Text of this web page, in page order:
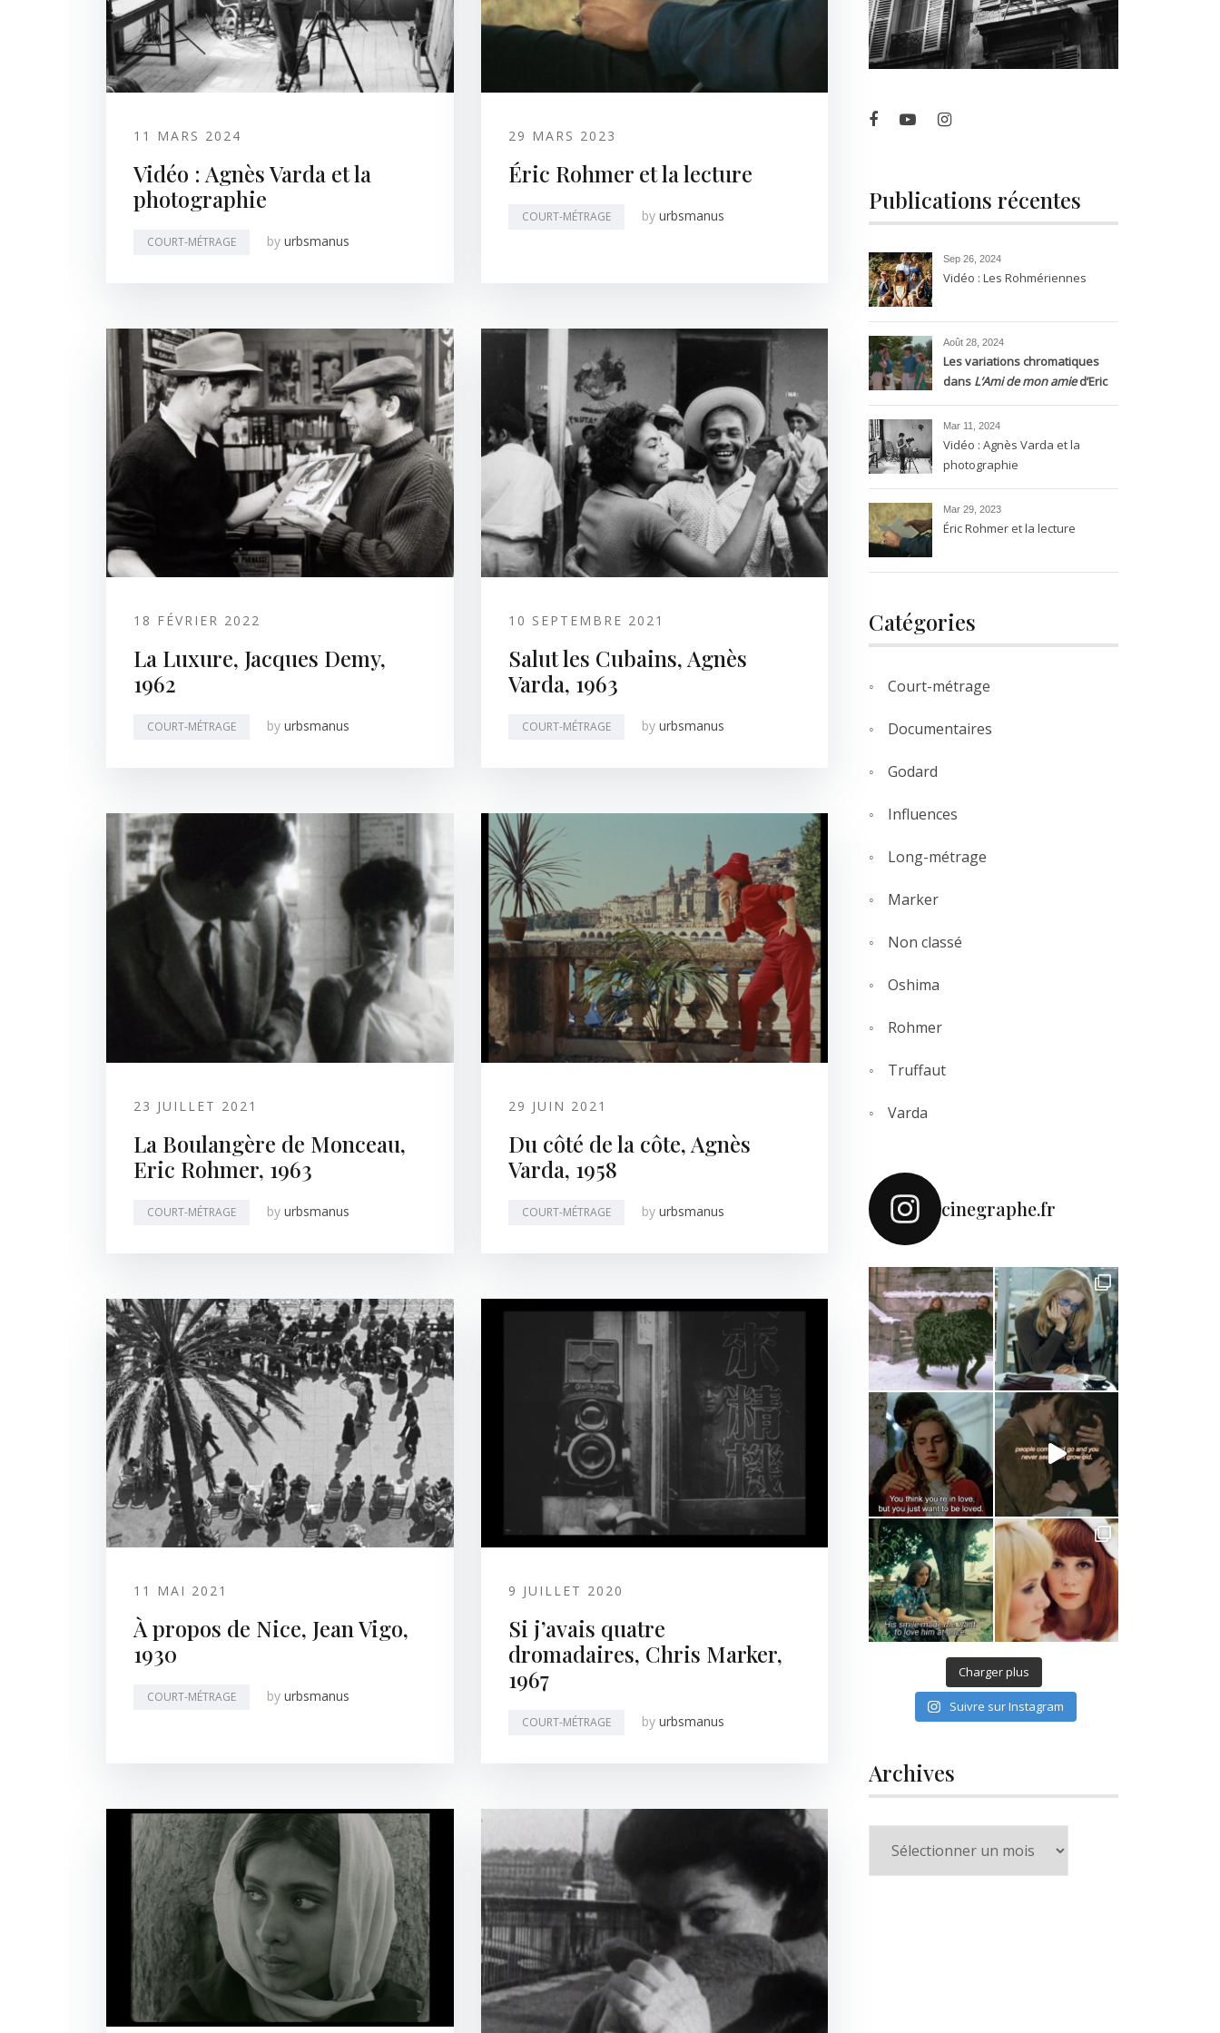
11 MARS 2024
Vidéo : Agnès Varda et la
photographie
COURT-MÉTRAGE by urbsmanus
29 MARS 2023
Éric Rohmer et la lecture
COURT-MÉTRAGE by urbsmanus
18 FÉVRIER 2022
La Luxure, Jacques Demy,
1962
COURT-MÉTRAGE by urbsmanus
10 SEPTEMBRE 2021
Salut les Cubains, Agnès
Varda, 1963
COURT-MÉTRAGE by urbsmanus
23 JUILLET 2021
La Boulangère de Monceau,
Eric Rohmer, 1963
COURT-MÉTRAGE by urbsmanus
29 JUIN 2021
Du côté de la côte, Agnès
Varda, 1958
COURT-MÉTRAGE by urbsmanus
11 MAI 2021
À propos de Nice, Jean Vigo,
1930
COURT-MÉTRAGE by urbsmanus
9 JUILLET 2020
Si j’avais quatre
dromadaires, Chris Marker,
1967
COURT-MÉTRAGE by urbsmanus
Publications récentes
Sep 26, 2024
Vidéo : Les Rohmériennes
Août 28, 2024
Les variations chromatiques
dans L’Ami de mon amied’Eric
Rohmer, entre silence et
transparence.
Mar 11, 2024
Vidéo : Agnès Varda et la
photographie
Mar 29, 2023
Éric Rohmer et la lecture
Catégories
Court-métrage
Documentaires
Godard
Influences
Long-métrage
Marker
Non classé
Oshima
Rohmer
Truffaut
Varda
cinegraphe.fr
Charger plus
Suivre sur Instagram
Archives